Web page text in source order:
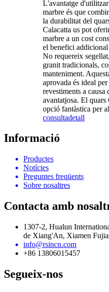
L'avantatge
marbre és que
la durabilitat del
Calacatta us pot
marbre a un cost
el benefici
No requereix
granit tradicionals,
manteniment.
aprovada és ideal
revestiments a causa
avantatjosa. El quars
opció fantàstica per
consultadetall
Informació
Productes
Notícies
Preguntes freqüents
Sobre nosaltres
Contacta amb
1307-2, Hualun
de Xiang'An, Xiamen
info@rsincn.com
+86 13806015457
Segueix-nos